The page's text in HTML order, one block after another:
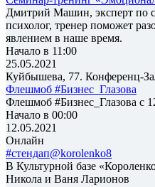
Дмитрий Машин, эксперт по
психолог, тренер поможет
явлением в наше время.
Начало в 11:00
25.05.2021
Куйбышева, 77. Конференц-
Флешмоб #Бизнес_Глазова
Флешмоб #Бизнес_Глазова с
Начало в 00:00
12.05.2021
Онлайн
#стендап@korolenko8
В Культурной базе
Никола и Ваня Ларионов